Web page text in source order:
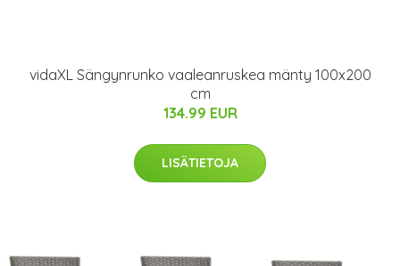
vidaXL Sängynrunko vaaleanruskea mänty 100x200
cm
134.99 EUR
LISÄTIETOJA